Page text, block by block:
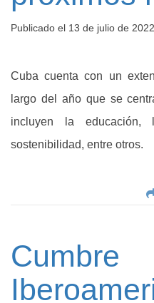
Publicado el 13 de julio de 2022
Cuba cuenta con un
largo del año que se
incluyen la
sostenibilidad, entre otros.
Cumbre